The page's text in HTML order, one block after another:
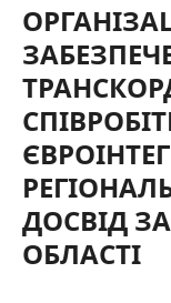
ДОСВІД
ОБЛАСТІ